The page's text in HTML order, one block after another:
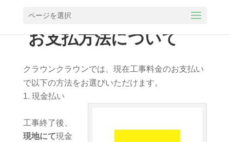
ページを選択
お支払方法について
クラウンクラウンでは、現在工事料金のお支払い
で以下の方法をお選びいただけます。
現金払い
工事終了後、
現地にて現金